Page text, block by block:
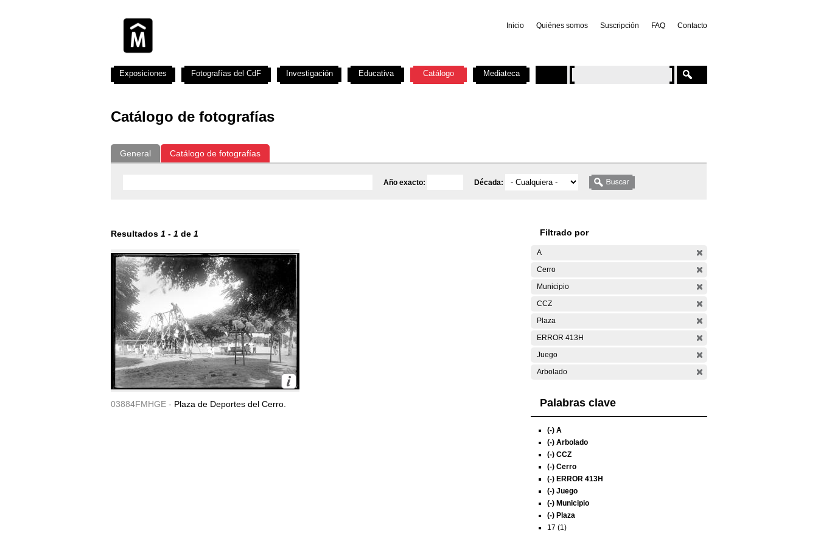
Inicio Quiénes somos Suscripción FAQ Contacto
Catálogo de fotografías
General Catálogo de fotografías
Año exacto: Década:
Resultados 1 - 1 de 1
03884FMHGE - Plaza de Deportes del Cerro.
Filtrado por
A
Cerro
Municipio
CCZ
Plaza
ERROR 413H
Juego
Arbolado
Palabras clave
(-) A
(-) Arbolado
(-) CCZ
(-) Cerro
(-) ERROR 413H
(-) Juego
(-) Municipio
(-) Plaza
17 (1)
Exposiciones Fotografías del CdF Investigación Educativa Catálogo Mediateca